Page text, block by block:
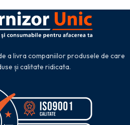
a livra companiilor produsele de care
și calitate ridicata.